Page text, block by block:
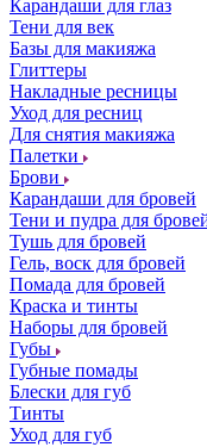
Карандаши для глаз
Тени для век
Базы для макияжа
Глиттеры
Накладные ресницы
Уход для ресниц
Для снятия макияжа
Палетки
Брови
Карандаши для бровей
Тени и пудра для
Тушь для бровей
Гель, воск для бровей
Помада для бровей
Краска и тинты
Наборы для бровей
Губы
Губные помады
Блески для губ
Тинты
Уход для губ